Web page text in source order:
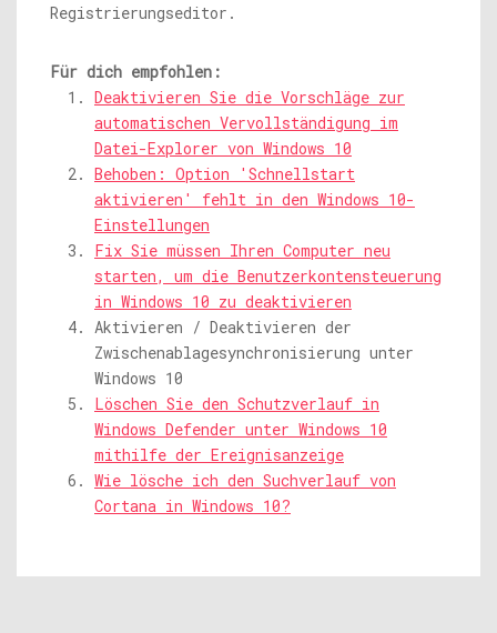
Registrierungseditor.
Für dich empfohlen:
Deaktivieren Sie die Vorschläge zur
automatischen Vervollständigung im
Datei-Explorer von Windows 10
Behoben: Option 'Schnellstart
aktivieren' fehlt in den Windows 10-
Einstellungen
Fix Sie müssen Ihren Computer neu
starten, um die Benutzerkontensteuerung
in Windows 10 zu deaktivieren
Aktivieren / Deaktivieren der
Zwischenablagesynchronisierung unter
Windows 10
Löschen Sie den Schutzverlauf in
Windows Defender unter Windows 10
mithilfe der Ereignisanzeige
Wie lösche ich den Suchverlauf von
Cortana in Windows 10?